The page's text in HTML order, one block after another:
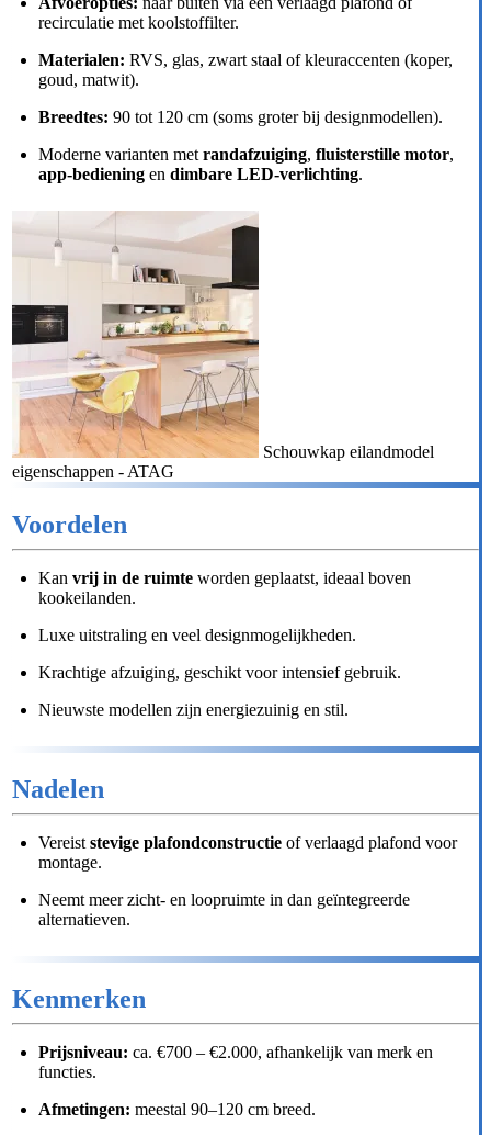
recirculatie met koolstoffilter.
Materialen: RVS, glas, zwart staal of kleuraccenten (koper,
goud, matwit).
Breedtes: 90 tot 120 cm (soms groter bij designmodellen).
Moderne varianten met randafzuiging, fluisterstille motor,
app-bediening en dimbare LED-verlichting.
Schouwkap eilandmodel
eigenschappen - ATAG
Voordelen
Kan vrij in de ruimte worden geplaatst, ideaal boven
kookeilanden.
Luxe uitstraling en veel designmogelijkheden.
Krachtige afzuiging, geschikt voor intensief gebruik.
Nieuwste modellen zijn energiezuinig en stil.
Nadelen
Vereist stevige plafondconstructie of verlaagd plafond voor
montage.
Neemt meer zicht- en loopruimte in dan geïntegreerde
alternatieven.
Kenmerken
Prijsniveau: ca. €700 – €2.000, afhankelijk van merk en
functies.
Afmetingen: meestal 90–120 cm breed.